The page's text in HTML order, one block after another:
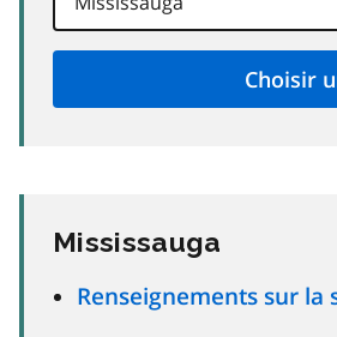
Mississauga
Renseignements sur la